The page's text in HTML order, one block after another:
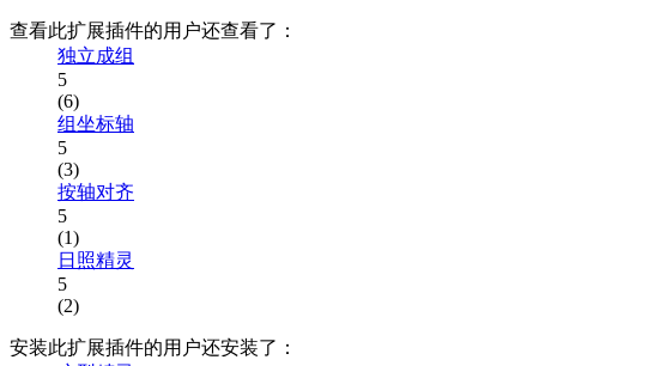
查看此扩展插件的用户还查看了：
独立成组
5
(6)
组坐标轴
5
(3)
按轴对齐
5
(1)
日照精灵
5
(2)
安装此扩展插件的用户还安装了：